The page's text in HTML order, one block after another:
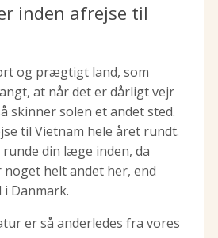
inden afrejse til
og prægtigt land, som
at når det er dårligt vejr
skinner solen et andet sted.
til Vietnam hele året rundt.
din læge inden, da
helt andet her, end
i Danmark.
er så anderledes fra vores